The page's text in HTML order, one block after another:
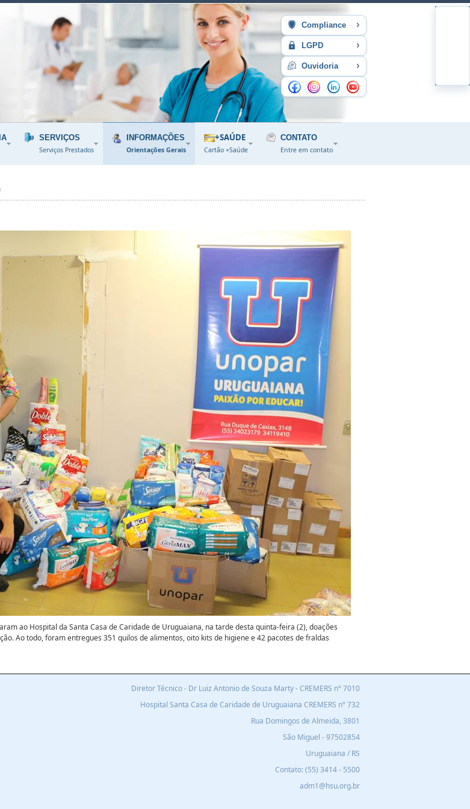
Compliance ›
LGPD ›
Ouvidoria ›
SERVIÇOS
Serviços Prestados
INFORMAÇÕES
Orientações Gerais
+SAÚDE
Cartão +Saúde
CONTATO
Entre em contato
ao Hospital da Santa Casa de Caridade de Uruguaiana, na tarde desta quinta-feira (2), doações
Ao todo, foram entregues 351 quilos de alimentos, oito kits de higiene e 42 pacotes de fraldas
Diretor Técnico - Dr Luiz Antonio de Souza Marty - CREMERS n° 7010
Hospital Santa Casa de Caridade de Uruguaiana CREMERS n°732
Rua Domingos de Almeida, 3801
São Miguel - 97502854
Uruguaiana / RS
Contato:(55) 3414 - 5500
adm1@hsu.org.br